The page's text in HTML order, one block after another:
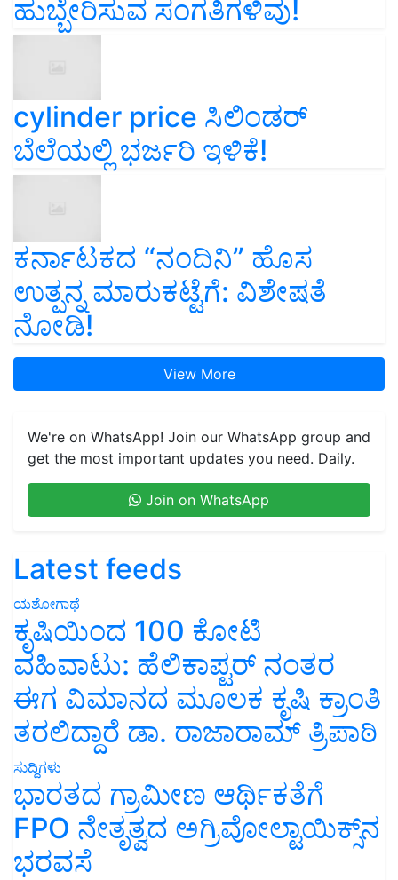
ಹುಬ್ಬೇರಿಸುವ ಸಂಗತಿಗಳಿವು!
cylinder price ಸಿಲಿಂಡರ್‌
ಬೆಲೆಯಲ್ಲಿ ಭರ್ಜರಿ ಇಳಿಕೆ!
ಕರ್ನಾಟಕದ “ನಂದಿನಿ” ಹೊಸ
ಉತ್ಪನ್ನ ಮಾರುಕಟ್ಟೆಗೆ: ವಿಶೇಷತೆ
ನೋಡಿ!
View More
We're on WhatsApp! Join our WhatsApp group and
get the most important updates you need. Daily.
Join on WhatsApp
Latest feeds
ಯಶೋಗಾಥೆ
ಕೃಷಿಯಿಂದ 100 ಕೋಟಿ
ವಹಿವಾಟು: ಹೆಲಿಕಾಪ್ಟರ್ ನಂತರ
ಈಗ ವಿಮಾನದ ಮೂಲಕ ಕೃಷಿ ಕ್ರಾಂತಿ
ತರಲಿದ್ದಾರೆ ಡಾ. ರಾಜಾರಾಮ್ ತ್ರಿಪಾಠಿ
ಸುದ್ದಿಗಳು
ಭಾರತದ ಗ್ರಾಮೀಣ ಆರ್ಥಿಕತೆಗೆ
FPO ನೇತೃತ್ವದ ಅಗ್ರಿವೋಲ್ಟಾಯಿಕ್ಸ್‌ನ
ಭರವಸೆ